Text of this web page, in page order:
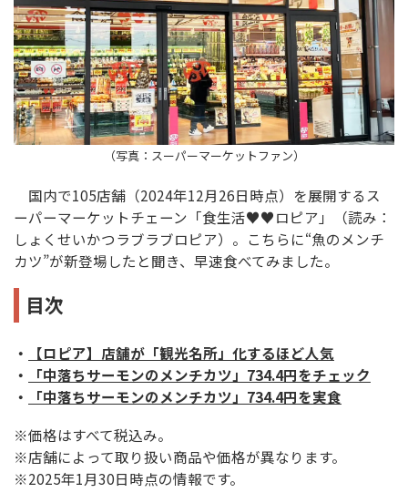
（写真：スーパーマーケットファン）
国内で105店舗（2024年12月26日時点）を展開するス
ーパーマーケットチェーン「食生活♥♥ロピア」（読み：
しょくせいかつラブラブロピア）。こちらに“魚のメンチ
カツ”が新登場したと聞き、早速食べてみました。
目次
・
【ロピア】店舗が「観光名所」化するほど人気
・
「中落ちサーモンのメンチカツ」734.4円をチェック
・
「中落ちサーモンのメンチカツ」734.4円を実食
※価格はすべて税込み。
※店舗によって取り扱い商品や価格が異なります。
※2025年1月30日時点の情報です。